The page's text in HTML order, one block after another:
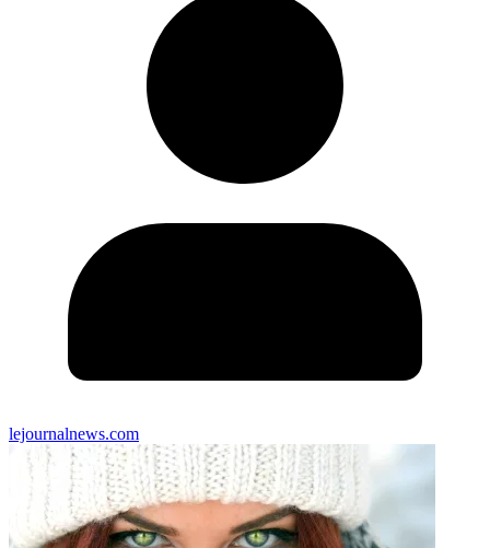
lejournalnews.com